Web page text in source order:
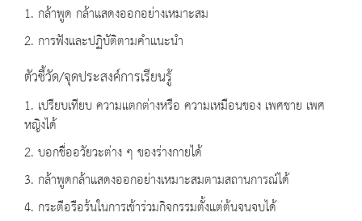
1. กล้าพูด กล้าแสดงออกอย่างเหมาะสม
2. การฟังและปฏิบัติตามคำแนะนำ
ตัวชี้วัด/จุดประสงค์การเรียนรู้
1. เปรียบเทียบ ความแตกต่างหรือ ความเหมือนของ เพศชาย เพศ
หญิงได้
2. บอกชื่ออวัยวะต่าง ๆ ของร่างกายได้
3. กล้าพูดกล้าแสดงออกอย่างเหมาะสมตามสถานการณ์ได้
4. กระตือรือร้นในการเข้าร่วมกิจกรรมตั้งแต่ต้นจนจบได้